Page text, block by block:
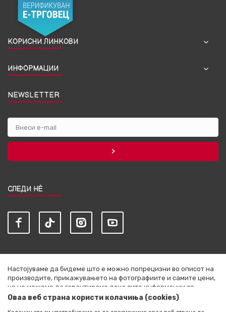
КОРИСНИ ЛИНКОВИ
ИНФОРМАЦИИ
NEWSLETTER
СЛЕДИ НЀ
Настојуваме да бидеме што е можно попрецизни во описот на
производите, прикажувањето на фотографиите и самите цени,
но не можеме да гарантираме дека сите информации се
комплетни и без грешки. Сите артикли прикажани на сајтот се
Оваа веб страна користи колачиња (cookies)